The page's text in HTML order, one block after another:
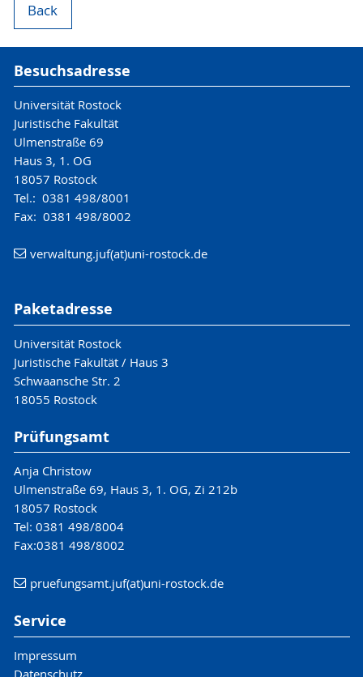
Back
Besuchsadresse
Universität Rostock
Juristische Fakultät
Ulmenstraße 69
Haus 3, 1. OG
18057 Rostock
Tel.: 0381 498/8001
Fax: 0381 498/8002
verwaltung.juf(at)uni-rostock.de
Paketadresse
Universität Rostock
Juristische Fakultät / Haus 3
Schwaansche Str. 2
18055 Rostock
Prüfungsamt
Anja Christow
Ulmenstraße 69, Haus 3, 1. OG, Zi 212b
18057 Rostock
Tel: 0381 498/8004
Fax:0381 498/8002
pruefungsamt.juf(at)uni-rostock.de
Service
Impressum
Datenschutz